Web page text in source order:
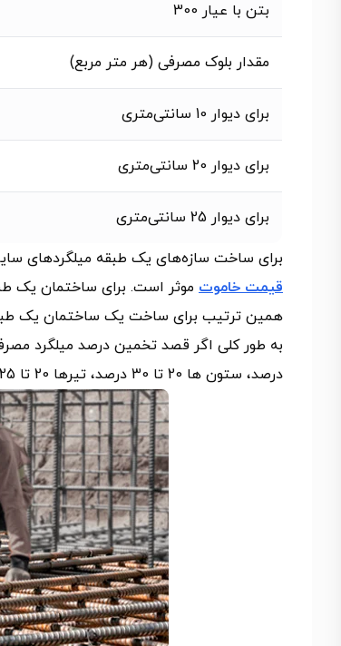
بتن با عیار 300
مقدار بلوک مصرفی (هر متر مربع)
برای دیوار 10 سانتی‌متری
برای دیوار 20 سانتی‌متری
برای دیوار 25 سانتی‌متری
برای ساخت سازه‌های یک طبقه میلگردهای سایز 16 و 18 به‌کار می‌رود که با خاموت سایز 8 یا 10 بسته می‌شوند و در این
قیمت خاموت
همین ترتیب برای ساخت یک ساختمان یک طبقه، به 35 کیلوگرم میلگرد در هر متر مربع
درصد، ستون‌ ها 20 تا 30 درصد، تیرها 20 تا 25 درصد، دال‌ ها و سقف 10 تا 15 درصد میلگرد یک ساختمان را نیاز دارد.